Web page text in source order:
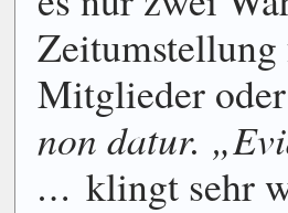
Mitglieder
non datur.
… klingt sehr